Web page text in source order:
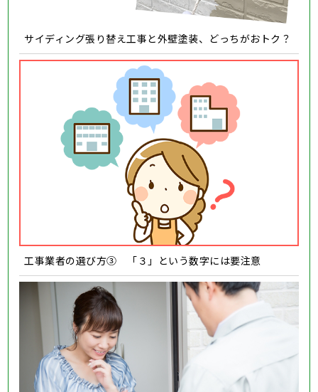
サイディング張り替え工事と外壁塗装、どっちがおトク？
工事業者の選び方③ 「３」という数字には要注意